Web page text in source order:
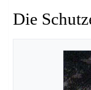
Die